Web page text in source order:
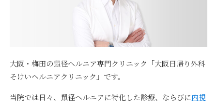
大阪・梅田の鼠径ヘルニア専門クリニック 「大阪日帰り外科
そけいヘルニアクリニック」 です。
当院では日々、鼠径ヘルニアに特化した診療、ならびに内視